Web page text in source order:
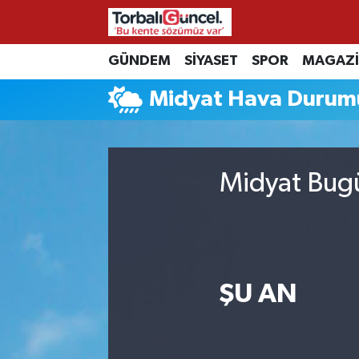
GÜNDEM SİYASET SPOR
Midyat Hava
Midyat
ŞU AN
İzmir Nöbetçi Eczaneler
İzmir Hava Durumu
İzmir Trafik Yoğunluk Haritası